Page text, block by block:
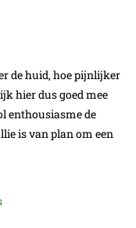
de huid, hoe pijnlijker
hier dus goed mee
enthousiasme de
is van plan om een